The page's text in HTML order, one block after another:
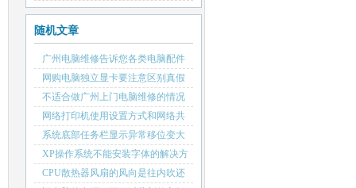
随机文章
广州电脑维修告诉您各类电脑配件
的保修期长短
网购电脑独立显卡要注意区别真假
不适合做广州上门电脑维修的情况
网络打印机使用设置方式和网络共
享本地打印机的区别
系统底部任务栏显示异常移位变大
隐藏如何恢复还原
XP操作系统不能安装字体的解决方
法
CPU散热器风扇的风向是往内吹还